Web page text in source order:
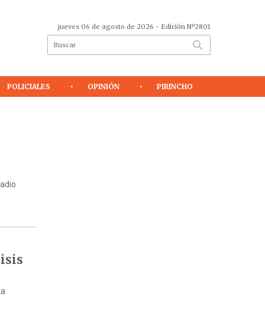
jueves 06 de agosto de 2026 - Edición Nº2801
POLICIALES OPINIÓN PIRINCHO